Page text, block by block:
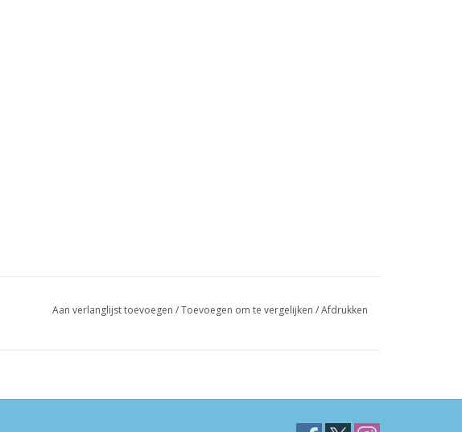
Aan verlanglijst toevoegen /Toevoegen om te vergelijken /Afdrukken